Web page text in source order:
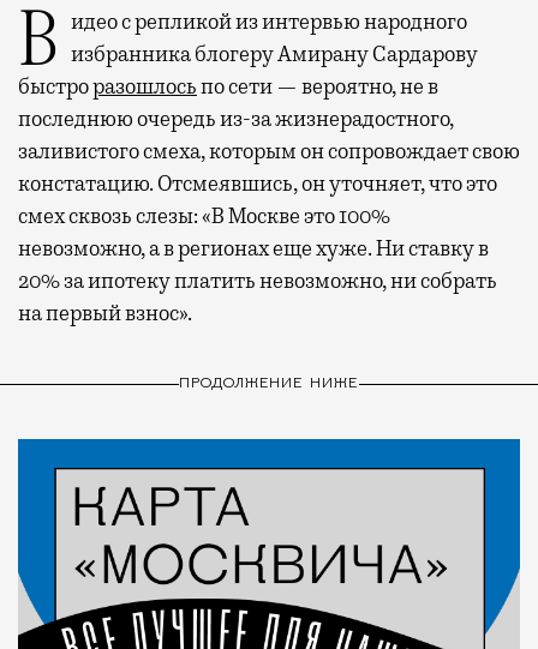
Видео с репликой из интервью народного избранника блогеру Амирану Сардарову
быстроразошлосьпо сети — вероятно, не в
последнюю очередь из-за жизнерадостного,
заливистого смеха, которым он сопровождает свою
констатацию. Отсмеявшись, он уточняет, что это
смех сквозь слезы: «В Москве это 100%
невозможно, а в регионах еще хуже. Ни ставку в
20% за ипотеку платить невозможно, ни собрать
на первый взнос».
ПРОДОЛЖЕНИЕ НИЖЕ